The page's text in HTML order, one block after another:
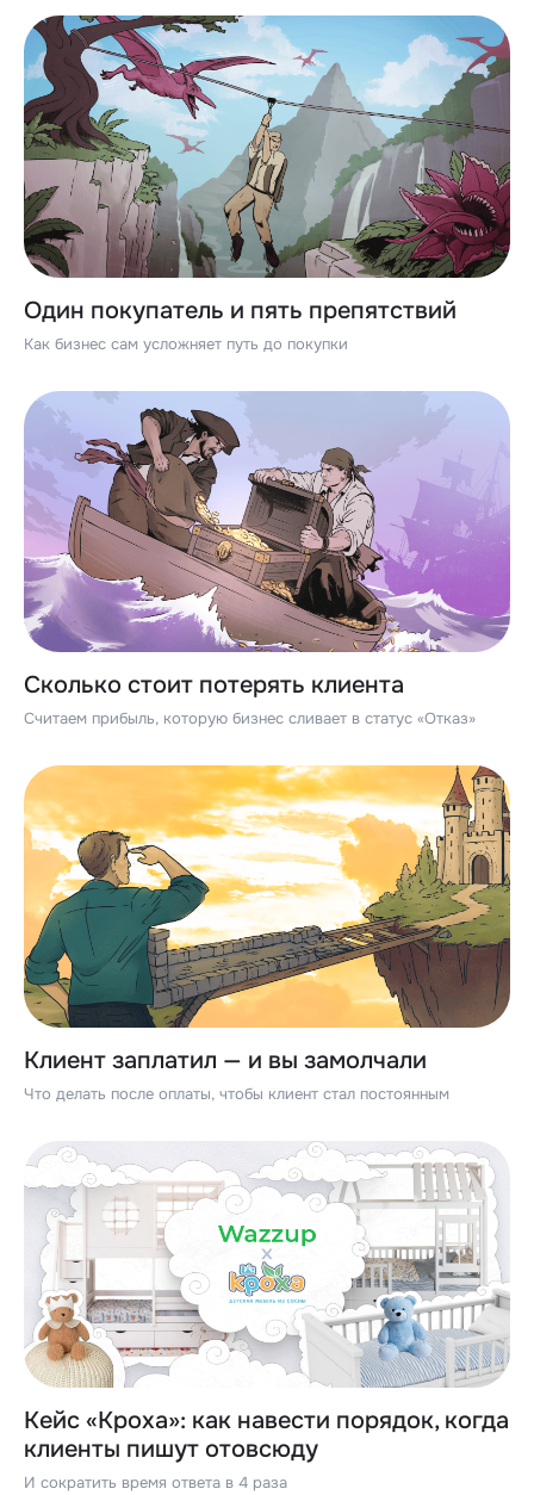
Один покупатель и пять препятствий
Как бизнес сам усложняет путь до покупки
Сколько стоит потерять клиента
Считаем прибыль, которую бизнес сливает в статус «Отказ»
Клиент заплатил — и вы замолчали
Что делать после оплаты, чтобы клиент стал постоянным
Кейс «Кроха»: как навести порядок, когда
клиенты пишут отовсюду
И сократить время ответа в 4 раза